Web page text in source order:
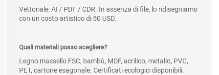
Vettoriale: AI / PDF / CDR. In assenza di file, lo ridisegniamo
con un costo artistico di 50 USD.
Quali materiali posso scegliere?
Legno massello FSC, bambù, MDF, acrilico, metallo, PVC,
PET, cartone esagonale. Certificati ecologici disponibili.